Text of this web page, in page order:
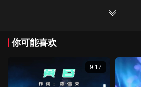
保证高清晰。
3.如果你喜欢 《【172Mix独家】王佳
Electro Mix国语女)》，赶快介绍给你
4.如果您发现 《【172Mix独家】王佳
你可能喜欢
9:17